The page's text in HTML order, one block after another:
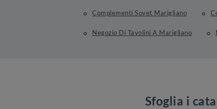
Complementi Sovet Marigliano
Negozio Di Tavolini A Marigliano
Sfoglia i